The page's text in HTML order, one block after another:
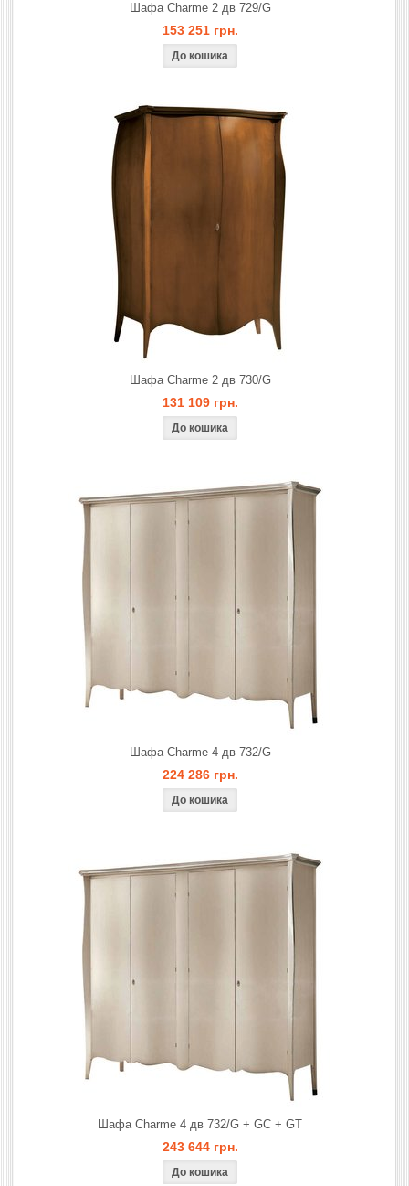
Шафа Charme 2 дв 729/G
153 251 грн.
Шафа Charme 2 дв 730/G
131 109 грн.
Шафа Charme 4 дв 732/G
224 286 грн.
Шафа Charme 4 дв 732/G + GC + GT
243 644 грн.